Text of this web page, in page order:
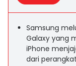
Samsung
Galaxy yang
iPhone
dari